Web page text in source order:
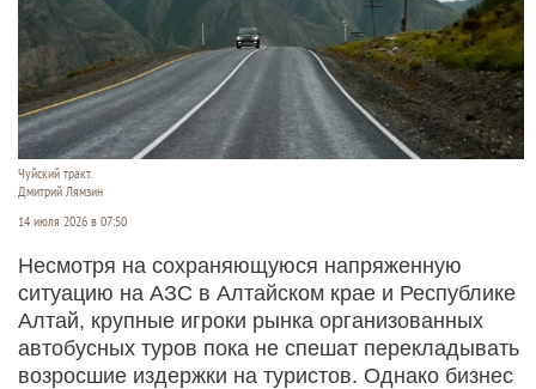
Чуйский тракт.
Дмитрий Лямзин
14 июля 2026 в 07:50
Несмотря на сохраняющуюся напряженную
ситуацию на АЗС в Алтайском крае и Республике
Алтай, крупные игроки рынка организованных
автобусных туров пока не спешат перекладывать
возросшие издержки на туристов. Однако бизнес